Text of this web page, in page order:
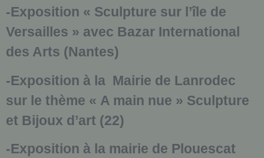
-Exposition « Sculpture sur l’île de
Versailles » avec Bazar International
des Arts (Nantes)
-Exposition à la Mairie de Lanrodec
sur le thème « A main nue » Sculpture
et Bijoux d’art (22)
-Exposition à la mairie de Plouescat